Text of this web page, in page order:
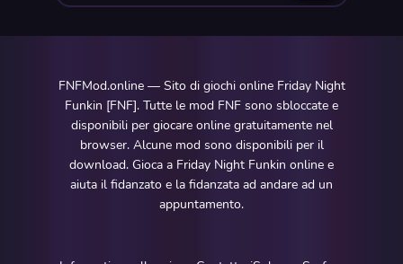
FNFMod.online — Sito di giochi online Friday Night
Funkin [FNF]. Tutte le mod FNF sono sbloccate e
disponibili per giocare online gratuitamente nel
browser. Alcune mod sono disponibili per il
download. Gioca a Friday Night Funkin online e
aiuta il fidanzato e la fidanzata ad andare ad un
appuntamento.